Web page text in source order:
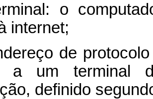
o
internet;
de
a um terminal
definido